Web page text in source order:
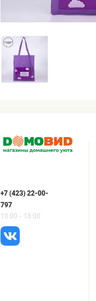
+7 (423) 22-00-
797
10:00 – 18:00